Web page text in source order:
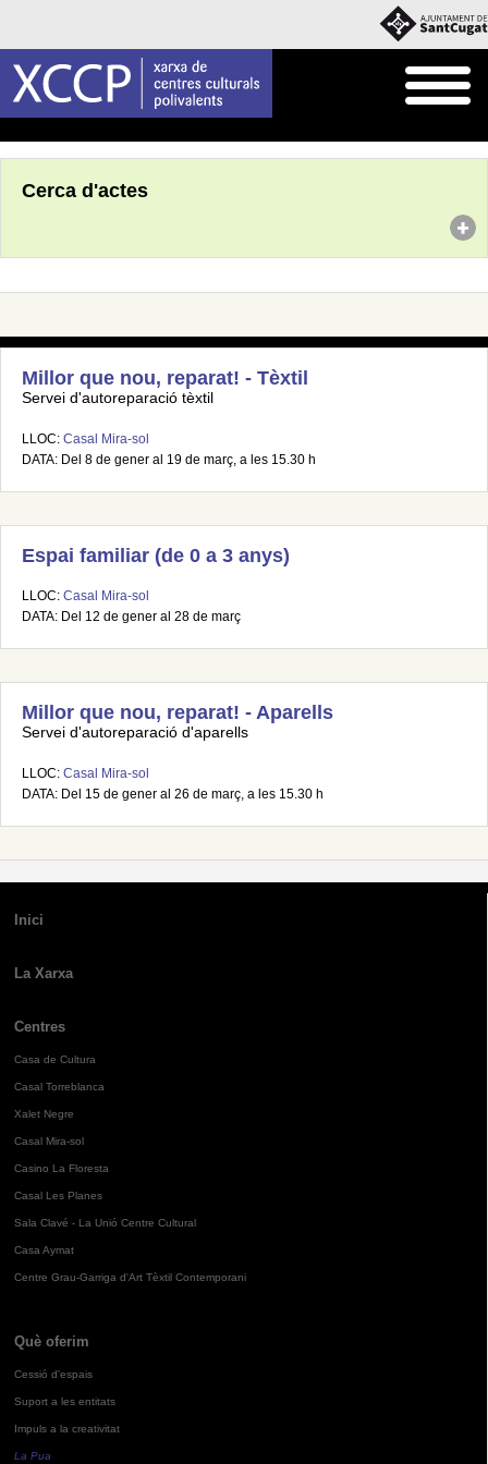
Cerca d'actes
Millor que nou, reparat! - Tèxtil
Servei d'autoreparació tèxtil
LLOC: Casal Mira-sol
DATA: Del 8 de gener al 19 de març, a les 15.30 h
Espai familiar (de 0 a 3 anys)
LLOC: Casal Mira-sol
DATA: Del 12 de gener al 28 de març
Millor que nou, reparat! - Aparells
Servei d'autoreparació d'aparells
LLOC: Casal Mira-sol
DATA: Del 15 de gener al 26 de març, a les 15.30 h
Inici
La Xarxa
Centres
Casa de Cultura
Casal Torreblanca
Xalet Negre
Casal Mira-sol
Casino La Floresta
Casal Les Planes
Sala Clavé - La Unió Centre Cultural
Casa Aymat
Centre Grau-Garriga d'Art Tèxtil Contemporani
Què oferim
Cessió d'espais
Suport a les entitats
Impuls a la creativitat
La Pua